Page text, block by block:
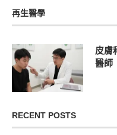
再生醫學
皮膚
醫師
RECENT POSTS